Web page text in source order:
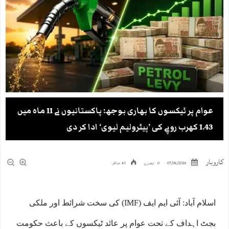
عوام پر ٹیکسوں کا بھاری بوجھ: پاکستانیوں نے 11 ماہ میں
1.43 کھرب روپے کی ’پیٹرولیم لیوی‘ ادا کر دی
کاروبار 07/06/2026 0 تبصرے 41 مناظر
اسلام آباد: آئی ایم ایف (IMF) کی سخت شرائط اور ملکی
بجٹ اہداف کے تحت عوام پر عائد ٹیکسوں کے باعث حکومت